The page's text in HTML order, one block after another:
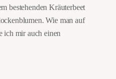
bestehenden Kräuterbeet
Wie man auf
ich mir auch einen